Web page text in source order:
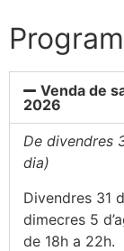
Venda de
2026
De divendres
dia)
Divendres 31
dimecres 5
de 18h a 22h.